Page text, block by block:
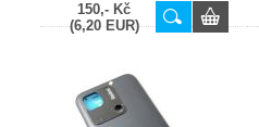
150,- Kč
(6,20 EUR)